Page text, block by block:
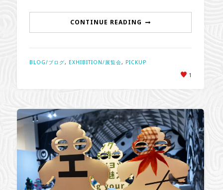
CONTINUE READING
BLOG/ブログ, EXHIBITION/展覧会, PICKUP
1